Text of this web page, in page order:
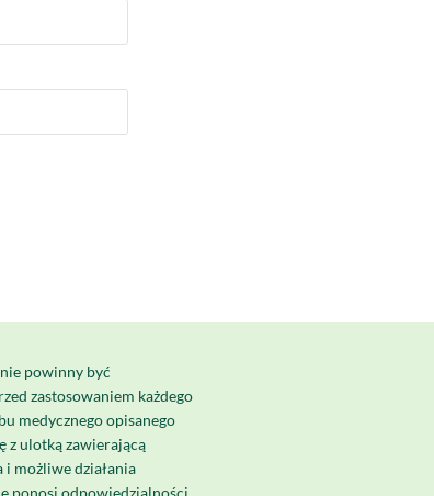
powinny być
zastosowaniem każdego
medycznego opisanego
z ulotką zawierającą
i możliwe działania
ponosi odpowiedzialności